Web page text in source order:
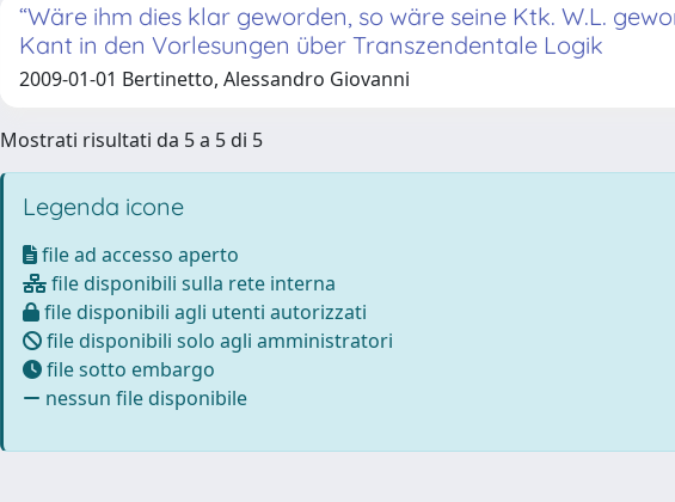
“Wäre ihm dies klar geworden, so wäre seine Ktk. W.L.
Kant in den Vorlesungen über Transzendentale Logik
2009-01-01 Bertinetto, Alessandro Giovanni
Mostrati risultati da 5 a 5 di 5
Legenda icone
file ad accesso aperto
file disponibili sulla rete interna
file disponibili agli utenti autorizzati
file disponibili solo agli amministratori
file sotto embargo
nessun file disponibile